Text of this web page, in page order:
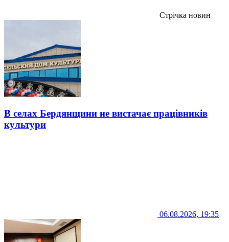
Стрічка новин
В селах Бердянщини не вистачає працівників
культури
06.08.2026, 19:35